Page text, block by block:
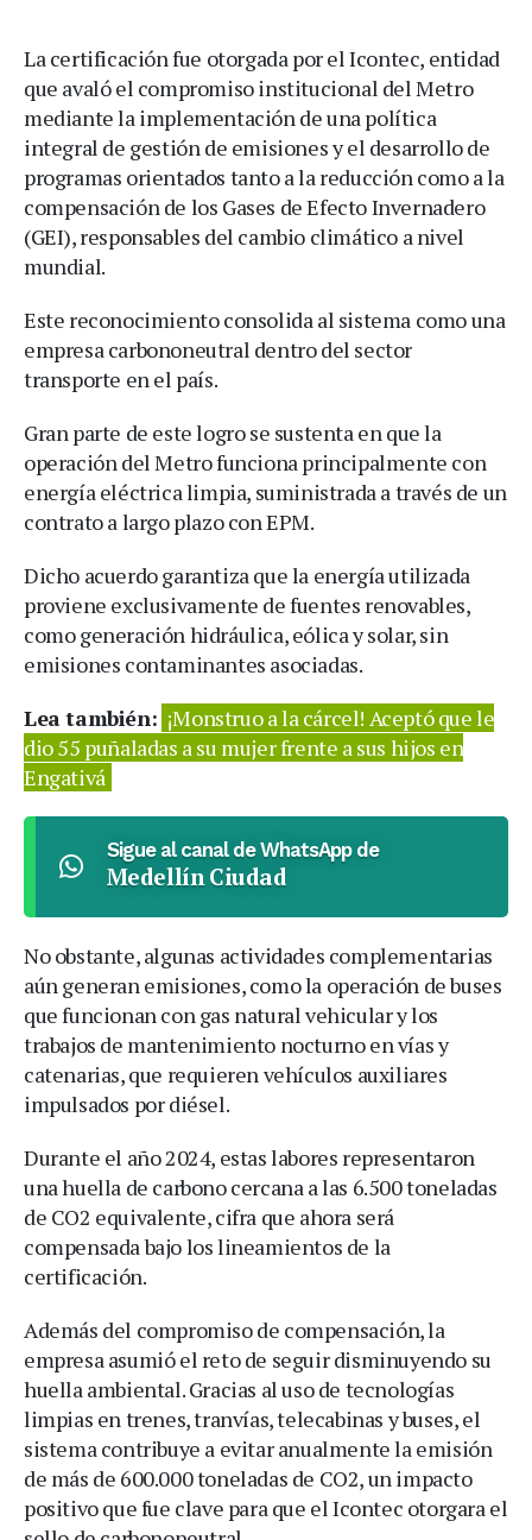
La certificación fue otorgada por el Icontec, entidad
que avaló el compromiso institucional del Metro
mediante la implementación de una política
integral de gestión de emisiones y el desarrollo de
programas orientados tanto a la reducción como a la
compensación de los Gases de Efecto Invernadero
(GEI), responsables del cambio climático a nivel
mundial.
Este reconocimiento consolida al sistema como una
empresa carbononeutral dentro del sector
transporte en el país.
Gran parte de este logro se sustenta en que la
operación del Metro funciona principalmente con
energía eléctrica limpia, suministrada a través de un
contrato a largo plazo con EPM.
Dicho acuerdo garantiza que la energía utilizada
proviene exclusivamente de fuentes renovables,
como generación hidráulica, eólica y solar, sin
emisiones contaminantes asociadas.
Lea también: ¡Monstruo a la cárcel! Aceptó que le
dio 55 puñaladas a su mujer frente a sus hijos en
Engativá
Sigue al canal de WhatsApp de
Medellín Ciudad
No obstante, algunas actividades complementarias
aún generan emisiones, como la operación de buses
que funcionan con gas natural vehicular y los
trabajos de mantenimiento nocturno en vías y
catenarias, que requieren vehículos auxiliares
impulsados por diésel.
Durante el año 2024, estas labores representaron
una huella de carbono cercana a las 6.500 toneladas
de CO2 equivalente, cifra que ahora será
compensada bajo los lineamientos de la
certificación.
Además del compromiso de compensación, la
empresa asumió el reto de seguir disminuyendo su
huella ambiental. Gracias al uso de tecnologías
limpias en trenes, tranvías, telecabinas y buses, el
sistema contribuye a evitar anualmente la emisión
de más de 600.000 toneladas de CO2, un impacto
positivo que fue clave para que el Icontec otorgara el